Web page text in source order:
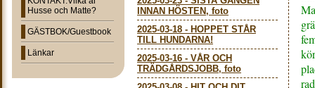
Husse och Matte?
GÄSTBOK/Guestbook
Länkar
INNAN HÖSTEN, foto
2025-03-18 - HOPPET STÅR
TILL HUNDARNA!
2025-03-16 - VÅR OCH
TRÄDGÅRDSJOBB, foto